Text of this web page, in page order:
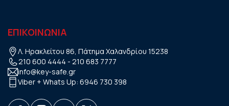
ΕΠΙΚΟΙΝΩΝΙΑ
Λ. Ηρακλείτου 86, Πάτημα Χαλανδρίου 15238
210 600 4444 - 210 683 7777
info@key-safe.gr
Viber + Whats Up: 6946 730 398